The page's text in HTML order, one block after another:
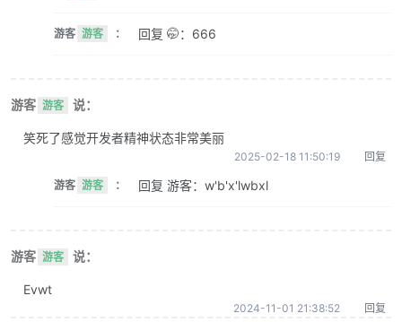
游客 游客 ： 回复 🤭：666
游客 游客 说：
笑死了感觉开发者精神状态非常美丽
2025-02-18 11:50:19 回复
游客 游客 ： 回复 游客：w'b'x'lwbxl
游客 游客 说：
Evwt
2024-11-01 21:38:52 回复